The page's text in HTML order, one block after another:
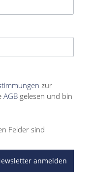
zur
AGB gelesen und bin
Felder sind
anmelden